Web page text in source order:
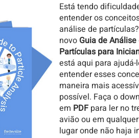
Está tendo
entender os
análise de
novo Guia de Análise
Partículas para
está aqui para ajudá-
entender esses
maneira mais
possível. Faça o
em PDF para ler no
avião ou em
lugar onde não haja